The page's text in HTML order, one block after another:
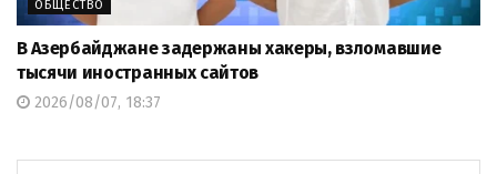
ОБЩЕСТВО
В Азербайджане задержаны хакеры, взломавшие
тысячи иностранных сайтов
2026/08/07, 18:37